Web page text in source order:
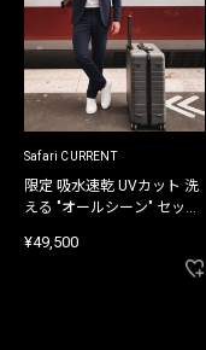
Safari CURRENT
限定 吸水速乾 UVカット 洗
える "オールシーン" セット
¥49,500